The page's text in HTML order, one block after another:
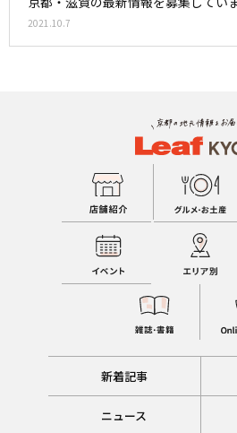
2021.10.7
新着記事
ニュース